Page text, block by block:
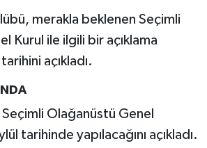
merakla beklenen Seçimli
Kurul ile ilgili bir açıklama
açıkladı.
Olağanüstü Genel
tarihinde yapılacağını açıkladı.